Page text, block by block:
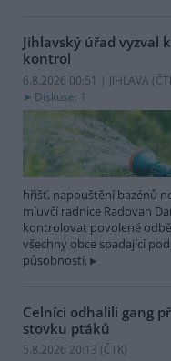
Jihlavský úřad vyzval
kontrol
6.8.2026 00:51 | JIHLAVA (
Diskuse: 1
hřišť, napouštění bazénů
mluvčí radnice Radovan
kontrolovat povolené
všechny obce spadající
působností.
Celníci odhalili gang
stovku ptáků
5.8.2026 20:13 (ČTK)